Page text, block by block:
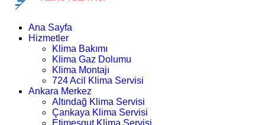
Ana Sayfa
Hizmetler
Klima Bakımı
Klima Gaz Dolumu
Klima Montajı
724 Acil Klima Servisi
Ankara Merkez
Altındağ Klima Servisi
Çankaya Klima Servisi
Etimesgut Klima Servisi